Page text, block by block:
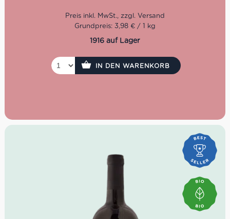
zuverlässiges Kochverhalten, guten Biss und
authentischen Geschmack legen.
Grundpreis: 3,98 € / 1 kg
1916 auf Lager
IN DEN WARENKORB